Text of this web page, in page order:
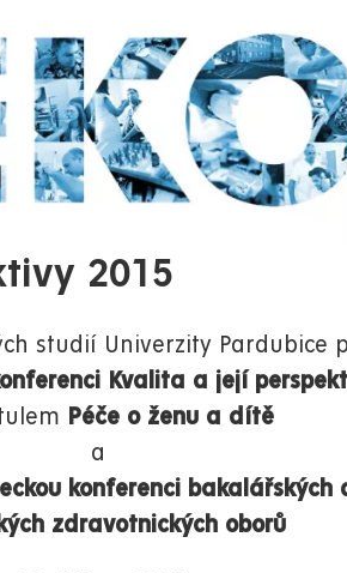
2015
studií Univerzity Pardubice
Kvalita a její
Péče o ženu a dítě
a
konferenci bakalářských
zdravotnických oborů